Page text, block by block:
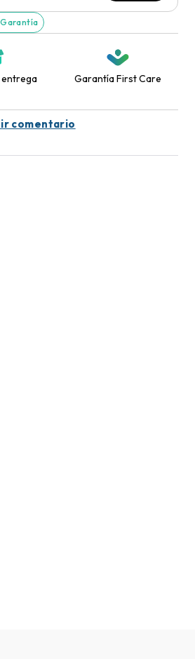
entrega Garantía First Care
comentario